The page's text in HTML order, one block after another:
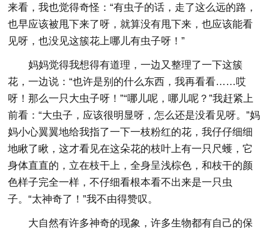
来看，我也觉得奇怪：“有虫子的话，走了这么远的路，
也早应该被甩下来了呀，就算没有甩下来，也应该能看
见呀，也没见这簇花上哪儿有虫子呀！”
妈妈觉得我想得有道理，一边又整理了一下这簇
花，一边说：“也许是别的什么东西，我再看看……哎
呀！那么一只大虫子呀！”“哪儿呢，哪儿呢？”我赶紧上
前看：“大虫子，应该很明显呀，怎么还是没看见呀。”妈
妈小心翼翼地给我指了一下一枝粉红的花，我仔仔细细
地瞅了瞅，这才看见在这朵花的枝叶上有一只尺蠖，它
身体直直的，立在枝干上，全身呈浅棕色，和枝干的颜
色样子完全一样，不仔细看根本看不出来是一只虫
子。“太神奇了！”我不由得赞叹。
大自然有许多神奇的现象，许多生物都有自己的保